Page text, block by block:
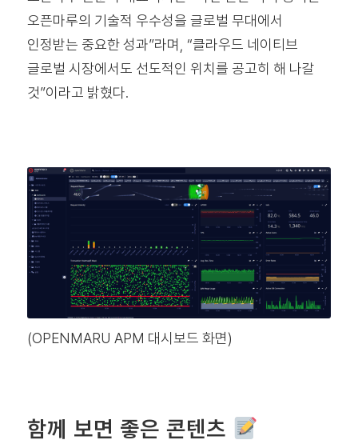
오픈마루의 기술적 우수성을 글로벌 무대에서
인정받는 중요한 성과”라며, “클라우드 네이티브
글로벌 시장에서도 선도적인 위치를 공고히 해 나갈
것”이라고 밝혔다.
(OPENMARU APM 대시보드 화면)
함께 보면 좋은 콘텐츠